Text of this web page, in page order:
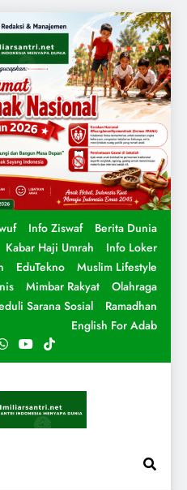
Info Ziswaf
Berita Dunia
Kabar Haji Umrah
Info Loker
EduTekno
Muslim Lifestyle
Mimbar Rakyat
Olahraga
Sarana Sosial
Ramadhan
English For Adab